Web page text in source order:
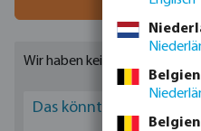
Wir haben keine Ergebnisse
Das könnte Sie
Belgien
Belgien